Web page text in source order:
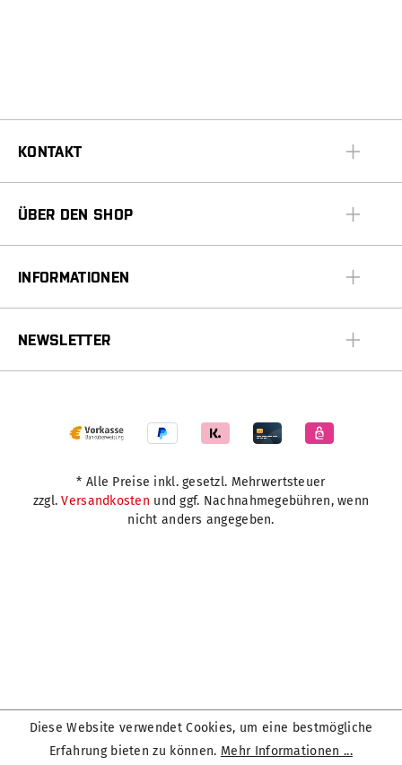
KONTAKT
ÜBER DEN SHOP
INFORMATIONEN
NEWSLETTER
* Alle Preise inkl. gesetzl. Mehrwertsteuer
zzgl.Versandkosten und ggf. Nachnahmegebühren, wenn
nicht anders angegeben.
Diese Website verwendet Cookies, um eine bestmögliche
Erfahrung bieten zu können. Mehr Informationen ...